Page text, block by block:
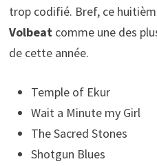
trop codifié. Bref, ce
Volbeatcomme une des
de cette année.
Temple of Ekur
Wait a Minute my Girl
The Sacred Stones
Shotgun Blues